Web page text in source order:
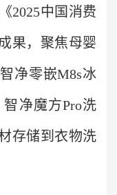
2025中国消费
果，聚焦母婴
净零嵌M8s冰
净魔方Pro洗
存储到衣物洗